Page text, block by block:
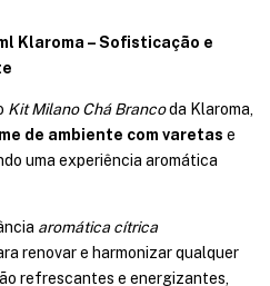
Klaroma – Sofisticação e
Kit Milano Chá Brancoda Klaroma,
de ambiente com varetas e
uma experiência aromática
aromática cítrica
renovar e harmonizar qualquer
refrescantes e energizantes,